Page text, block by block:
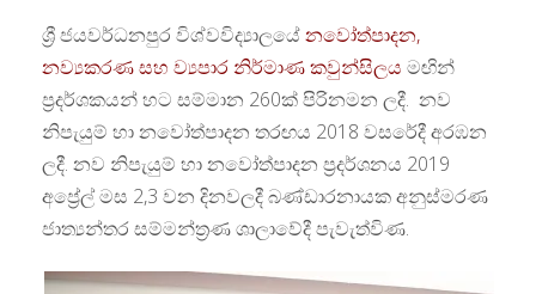
ශ්‍රී ජයවර්ධනපුර විශ්වවිද්‍යාලයේනවෝත්පාදන,
නව්‍යකරණ සහ ව්‍යපාර නිර්මාණ කවුන්සිලය මඟින්
ප්‍රදර්ශකයන් හට සම්මාන 260ක් පිරිනමන ලදී. නව
නිපැයුම් හා නවෝත්පාදන තරඟය 2018 වසරේදී අරඹන
ලදී. නව නිපැයුම් හා නවෝත්පාදන ප්‍රදර්ශනය 2019
අප්‍රේල් මස 2,3 වන දිනවලදී බණ්ඩාරනායක අනුස්මරණ
ජාත්‍යන්තර සම්මන්ත්‍රණ ශාලාවේදී පැවැත්විණ.